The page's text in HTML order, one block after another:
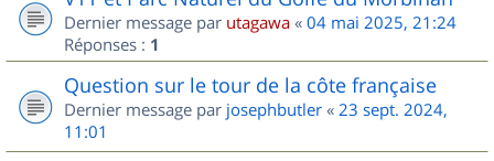
Dernier message par utagawa « 04 mai 2025, 21:24
Réponses : 1
Question sur le tour de la côte française
Dernier message par josephbutler « 23 sept. 2024,
11:01